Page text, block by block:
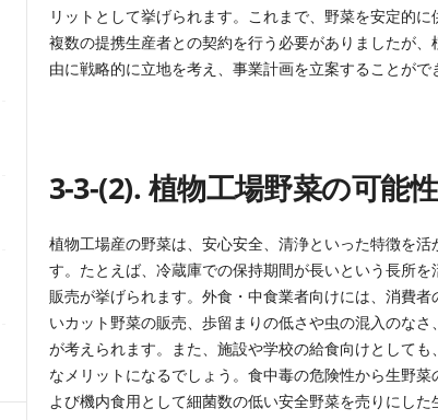
リットとして挙げられます。これまで、野菜を安定的
複数の提携生産者との契約を行う必要がありましたが
由に戦略的に立地を考え、事業計画を立案することがで
3-3-(2). 植物工場野菜の可能性
植物工場産の野菜は、安心安全、清浄といった特徴を
す。たとえば、冷蔵庫での保持期間が長いという長所
販売が挙げられます。外食・中食業者向けには、消費
いカット野菜の販売、歩留まりの低さや虫の混入のな
が考えられます。また、施設や学校の給食向けとして
なメリットになるでしょう。食中毒の危険性から生野
よび機内食用として細菌数の低い安全野菜を売りにし